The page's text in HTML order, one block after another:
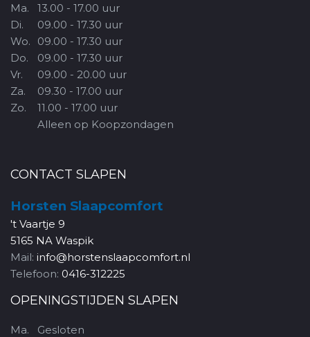
Ma.
Di.
Wo.
Do.
Vr.
Za.
Zo.
13.00 - 17.00 uur
09.00 - 17.30 uur
09.00 - 17.30 uur
09.00 - 17.30 uur
09.00 - 20.00 uur
09.30 - 17.00 uur
11.00 - 17.00 uur
Alleen op Koopzondagen
CONTACT SLAPEN
Horsten Slaapcomfort
't Vaartje 9
5165 NA Waspik
Mail: info@horstenslaapcomfort.nl
Telefoon: 0416-312225
OPENINGSTIJDEN SLAPEN
Ma.
Gesloten